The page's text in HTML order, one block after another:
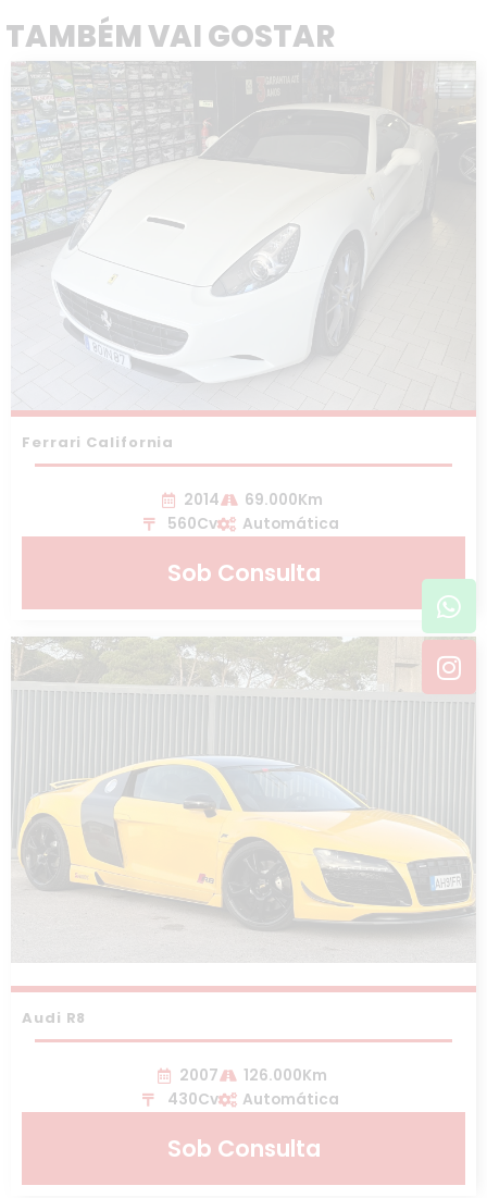
TAMBÉM VAI GOSTAR
Ferrari California
2014
69.000Km
560Cv
Automática
Sob Consulta
Audi R8
2007
126.000Km
430Cv
Automática
Sob Consulta